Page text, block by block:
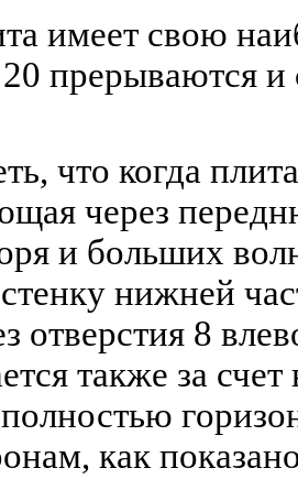
имеет свою
прерываются
что когда
через
и больших
нижней
отверстия 8
также за
как